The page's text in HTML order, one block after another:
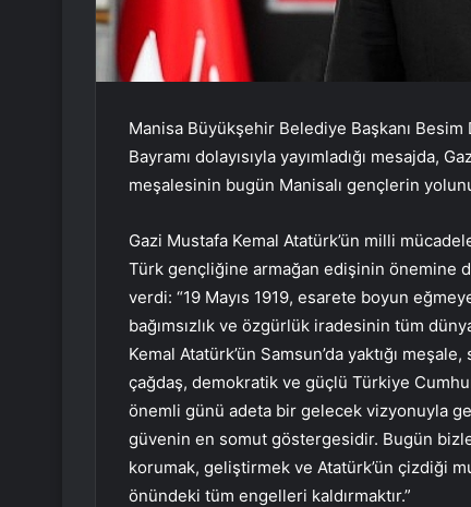
Manisa Büyükşehir Belediye Başkanı Besim
Bayramı dolayısıyla yayımladığı mesajda,
meşalesinin bugün Manisalı gençlerin
Gazi Mustafa Kemal Atatürk’ün milli
Türk gençliğine armağan edişinin önemine
verdi: “19 Mayıs 1919, esarete boyun
bağımsızlık ve özgürlük iradesinin tüm
Kemal Atatürk’ün Samsun’da yaktığı
çağdaş, demokratik ve güçlü Türkiye
önemli günü adeta bir gelecek vizyonuyla
güvenin en somut göstergesidir. Bugün
korumak, geliştirmek ve Atatürk’ün çizdiği
önündeki tüm engelleri kaldırmaktır.”